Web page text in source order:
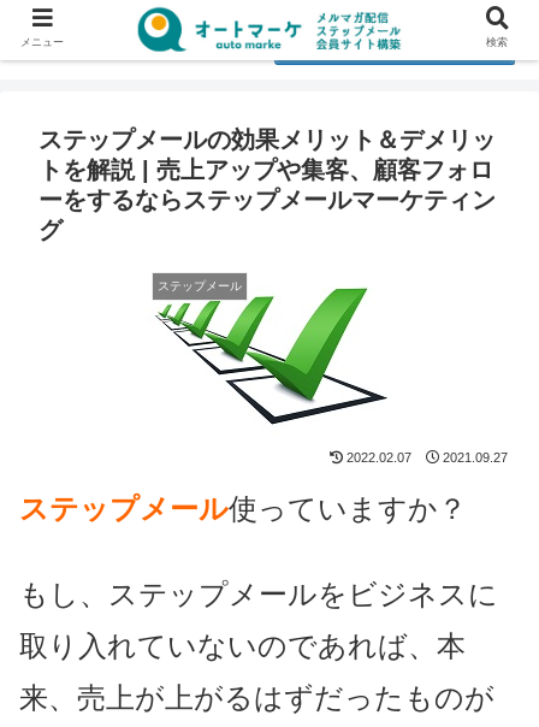
ステップメールの効果メリット＆デメリッ
トを解説 | 売上アップや集客、顧客フォロ
ーをするならステップメールマーケティン
グ
ステップメール
2022.02.07 2021.09.27
ステップメール使っていますか？
もし、ステップメールをビジネスに
取り入れていないのであれば、本
来、売上が上がるはずだったものが
メニュー 検索